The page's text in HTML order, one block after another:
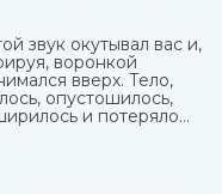
звук окутывал вас и,
воронкой
вверх. Тело,
опустошилось,
и потеряло